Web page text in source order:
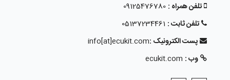
تلفن همراه : 09125476780
تلفن ثابت : 05137234461
پست الکترونیک :info[at]ecukit.com
وب : ecukit.com